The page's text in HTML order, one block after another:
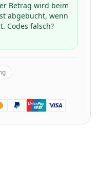
Betrag wird beim
abgebucht, wenn
Codes falsch?